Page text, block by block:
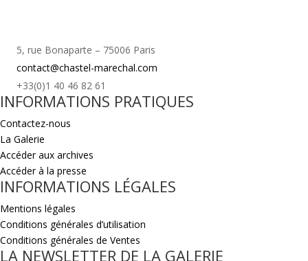
5, rue Bonaparte – 75006 Paris
contact@chastel-marechal.com
+33(0)1 40 46 82 61
INFORMATIONS PRATIQUES
Contactez-nous
La Galerie
Accéder aux archives
Accéder à la presse
INFORMATIONS LÉGALES
Mentions légales
Conditions générales d’utilisation
Conditions générales de Ventes
LA NEWSLETTER DE LA GALERIE